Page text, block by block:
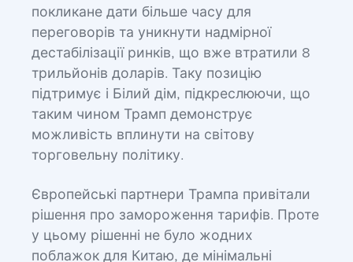
покликане дати більше часу для
переговорів та уникнути надмірної
дестабілізації ринків, що вже втратили 8
трильйонів доларів. Таку позицію
підтримує і Білий дім, підкреслюючи, що
таким чином Трамп демонструє
можливість вплинути на світову
торговельну політику.
Європейські партнери Трампа привітали
рішення про замороження тарифів. Проте
у цьому рішенні не було жодних
поблажок для Китаю, де мінімальні